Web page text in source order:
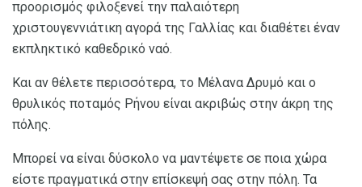
προορισμός φιλοξενεί την παλαιότερη
χριστουγεννιάτικη αγορά της Γαλλίας και διαθέτει έναν
εκπληκτικό καθεδρικό ναό.
Και αν θέλετε περισσότερα, το Μέλανα Δρυμό και ο
θρυλικός ποταμός Ρήνου είναι ακριβώς στην άκρη της
πόλης.
Μπορεί να είναι δύσκολο να μαντέψετε σε ποια χώρα
είστε πραγματικά στην επίσκεψή σας στην πόλη. Τα